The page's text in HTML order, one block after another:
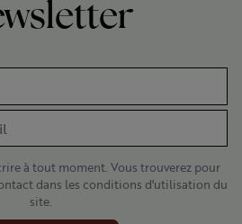
à tout moment. Vous trouverez pour
dans les conditions d'utilisation du
site.